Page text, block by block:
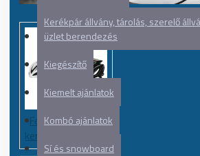
Kerékpár állvány, tárolás, szerelő
üzlet berendezés
Kiegészítő
Kiemelt ajánlatok
Kombó ajánlatok
Sí és snowboard
Felnőtt
kerékpáros sisak